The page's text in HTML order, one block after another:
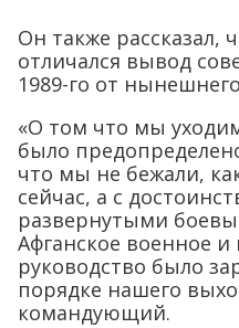
Он также
отличался вывод
1989-го от
«О том что мы
было
что мы не бежали,
сейчас, а с
развернутыми
Афганское военное и
руководство было
порядке нашего
командующий.